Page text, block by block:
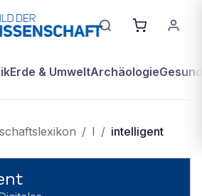
Erde & UmweltArchäologie
/ I / intelligent